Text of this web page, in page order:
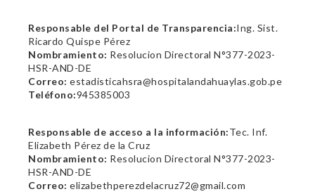
Responsable del Portal de Transparencia:Ing. Sist.
Ricardo Quispe Pérez
Nombramiento: Resolucion Directoral N°377-2023-
HSR-AND-DE
Correo: estadisticahsra@hospitalandahuaylas.gob.pe
Teléfono:945385003
Responsable de acceso a la información:Tec. Inf.
Elizabeth Pérez de la Cruz
Nombramiento: Resolucion Directoral N°377-2023-
HSR-AND-DE
Correo: elizabethperezdelacruz72@gmail.com